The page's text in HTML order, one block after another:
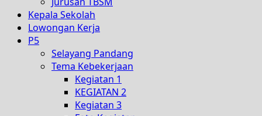
Kepala Sekolah
Lowongan Kerja
P5
Selayang Pandang
Tema Kebekerjaan
Kegiatan 1
KEGIATAN 2
Kegiatan 3